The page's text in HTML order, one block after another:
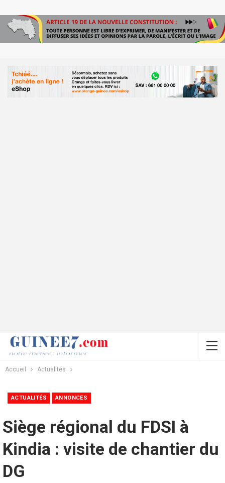
Accueil Actualités
ACTUALITÉS ANNONCES
Siège régional du FDSI à
Kindia : visite de chantier du
DG